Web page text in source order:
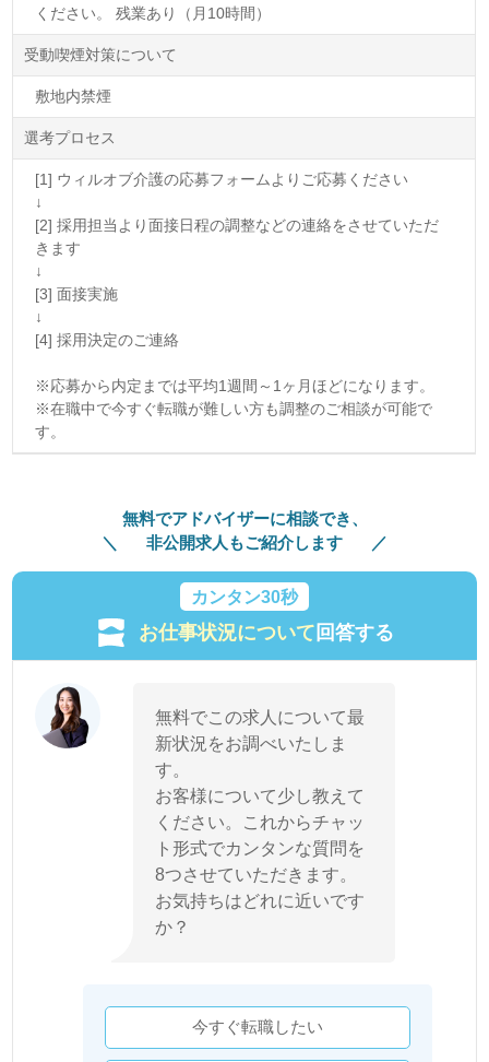
ください。 残業あり（月10時間）
受動喫煙対策について
敷地内禁煙
選考プロセス
[1] ウィルオブ介護の応募フォームよりご応募ください
↓
[2] 採用担当より面接日程の調整などの連絡をさせていただ
きます
↓
[3] 面接実施
↓
[4] 採用決定のご連絡
※応募から内定までは平均1週間～1ヶ月ほどになります。
※在職中で今すぐ転職が難しい方も調整のご相談が可能で
す。
無料でアドバイザーに相談でき、
非公開求人もご紹介します
カンタン30秒
お仕事状況について回答する
無料でこの求人について最
新状況をお調べいたしま
す。
お客様について少し教えて
ください。これからチャッ
ト形式でカンタンな質問を
8つさせていただきます。
お気持ちはどれに近いです
か？
今すぐ転職したい